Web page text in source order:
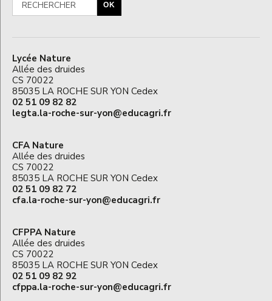
OK
Lycée Nature
Allée des druides
CS 70022
85035 LA ROCHE SUR YON Cedex
02 51 09 82 82
legta.la-roche-sur-yon@educagri.fr
CFA Nature
Allée des druides
CS 70022
85035 LA ROCHE SUR YON Cedex
02 51 09 82 72
cfa.la-roche-sur-yon@educagri.fr
CFPPA Nature
Allée des druides
CS 70022
85035 LA ROCHE SUR YON Cedex
02 51 09 82 92
cfppa.la-roche-sur-yon@educagri.fr